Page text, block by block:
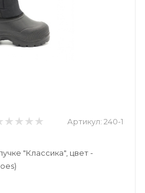
Артикул: 240-1
"Классика", цвет -